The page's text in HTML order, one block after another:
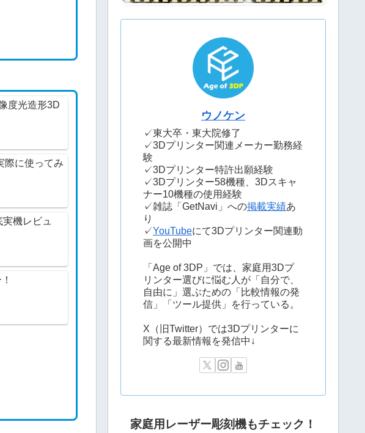
度光造形3D
際に使ってみ
機レビュ
ウノケン
✓東大卒・東大院修了
✓3Dプリンター関連メーカー勤務経
験
✓3Dプリンター特許出願経験
✓3Dプリンター58機種、3Dスキャ
ナー10機種の使用経験
✓雑誌「GetNavi」への掲載実績あ
り
✓YouTubeにて3Dプリンター関連動
画を公開中
「Age of 3DP」では、家庭用3Dプ
リンター選びに悩む人が「自分で、
自由に」選ぶための「比較情報の発
信」「ツール提供」を行っている。
X（旧Twitter）では3Dプリンターに
関する最新情報を発信中↓
家庭用レーザー彫刻機もチェック！